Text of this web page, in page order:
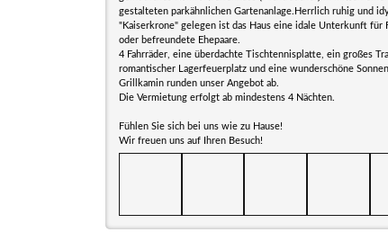
gestalteten parkähnlichen Gartenanlage.Herrlich ruhig und
"Kaiserkrone" gelegen ist das Haus eine idale Unterkunft für
oder befreundete Ehepaare.
4 Fahrräder, eine überdachte Tischtennisplatte, ein großes
romantischer Lagerfeuerplatz und eine wunderschöne
Grillkamin runden unser Angebot ab.
Die Vermietung erfolgt ab mindestens 4 Nächten.
Fühlen Sie sich bei uns wie zu Hause!
Wir freuen uns auf Ihren Besuch!